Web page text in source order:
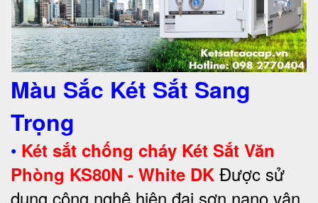
Màu Sắc Két Sắt Sang
Trọng
• Két sắt chống cháy Két Sắt Văn
Phòng KS80N - White DK Được sử
dụng công nghệ hiện đại sơn nano vân